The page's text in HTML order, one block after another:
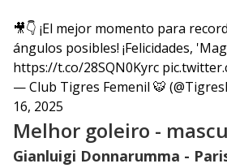
🎥👇 ¡El mejor momento para
ángulos posibles! ¡Felicidades,
https://t.co/28SQN0Kyrc
— Club Tigres Femenil 🐯
16, 2025
Melhor goleiro -
Gianluigi Donnarumma -